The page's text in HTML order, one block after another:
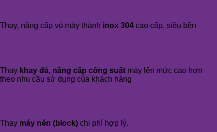
Thay, nâng cấp vỏ máy thành inox 304 cao cấp, siêu bền
Thay khay đá, nâng cấp công suất máy lên mức cao hơn
theo nhu cầu sử dụng của khách hàng
Thay máy nén (block) chi phí hợp lý.